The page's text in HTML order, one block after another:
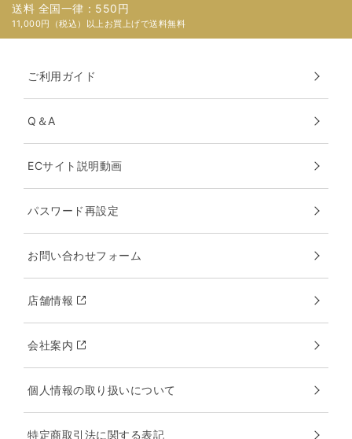
送料 全国一律：550円
11,000円（税込）以上お買上げで送料無料
ご利用ガイド
Q＆A
ECサイト説明動画
パスワード再設定
お問い合わせフォーム
店舗情報
会社案内
個人情報の取り扱いについて
特定商取引法に関する表記